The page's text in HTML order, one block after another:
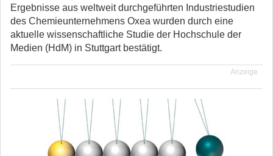
Ergebnisse aus weltweit durchgeführten Industriestudien
des Chemieunternehmens Oxea wurden durch eine
aktuelle wissenschaftliche Studie der Hochschule der
Medien (HdM) in Stuttgart bestätigt.
Anzeige